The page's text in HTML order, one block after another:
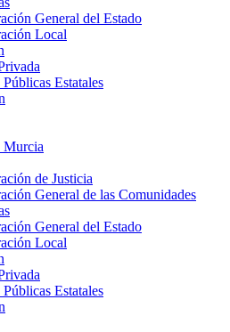
General del Estado
Local
Estatales
Murcia
de Justicia
General de las Comunidades
General del Estado
Local
Estatales